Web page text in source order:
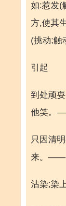
如:惹发(
方,使其
(挑动;触
引起
到处顽
他笑。
只因清
来。——
沾染;染